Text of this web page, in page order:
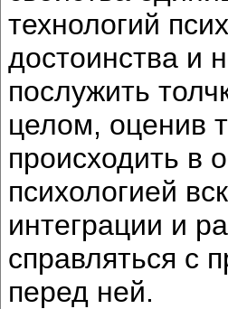
технологий
достоинства и
послужить
целом, оценив
происходить в
психологией
интеграции и
справляться с
перед ней.